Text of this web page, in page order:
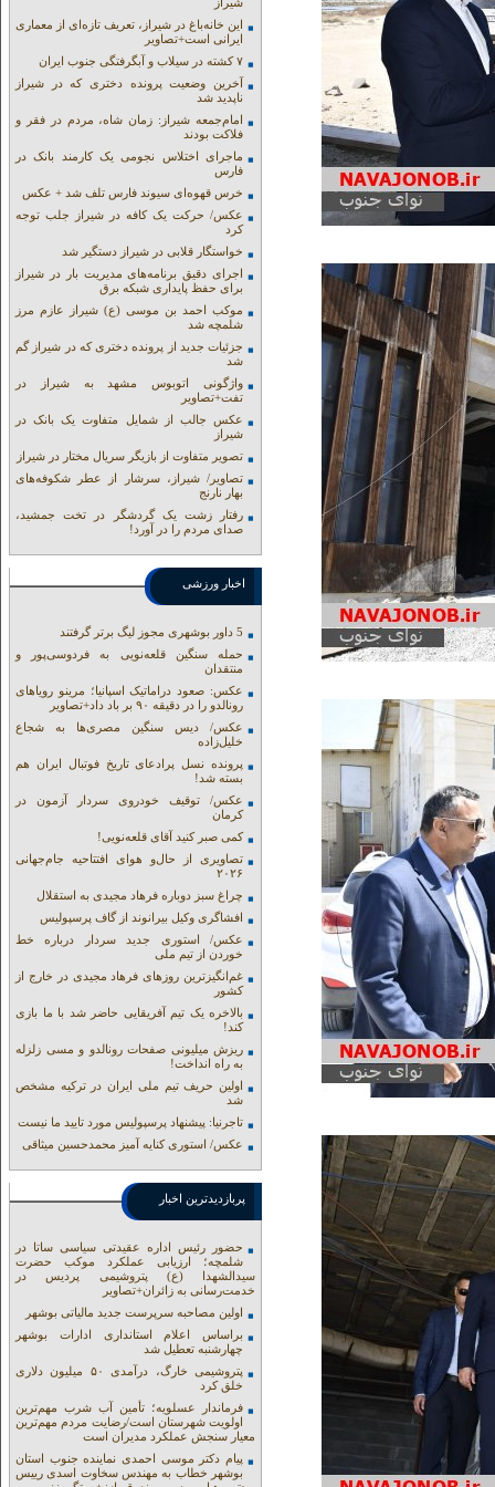
این خانه‌باغ در شیراز، تعریف تازه‌ای از معماری
ایرانی است+تصاویر
۷ کشته در سیلاب و آبگرفتگی جنوب ایران
آخرین وضعیت پرونده دختری که در شیراز
ناپدید شد
امام‌جمعه شیراز: زمان شاه، مردم در فقر و
فلاکت بودند
ماجرای اختلاس نجومی یک کارمند بانک در
فارس
خرس قهوه‌ای سیوند فارس تلف شد + عکس
عکس/ حرکت یک کافه در شیراز جلب توجه
کرد
خواستگار قلابی در شیراز دستگیر شد
اجرای دقیق برنامه‌های مدیریت بار در شیراز
برای حفظ پایداری شبکه برق
موکب احمد بن موسی (ع) شیراز عازم مرز
شلمچه شد
جزئیات جدید از پرونده دختری که در شیراز گم
شد
واژگونی اتوبوس مشهد به شیراز در
تفت+تصاویر
عکس جالب از شمایل متفاوت یک بانک در
شیراز
تصویر متفاوت از بازیگر سریال مختار در شیراز
تصاویر/ شیراز، سرشار از عطر شکوفه‌های
بهار نارنج
رفتار زشت یک گردشگر در تخت جمشید،
صدای مردم را در آورد!
اخبار ورزشی
5 داور بوشهری مجوز لیگ برتر گرفتند
حمله سنگین قلعه‌نویی به فردوسی‌پور و
منتقدان
عکس: صعود دراماتیک اسپانیا؛ مرینو رویاهای
رونالدو را در دقیقه ۹۰ بر باد داد+تصاویر
عکس/ دیس سنگین مصری‌ها به شجاع
خلیل‌زاده
پرونده نسل پرادعای تاریخ فوتبال ایران هم
بسته شد!
عکس/ توقیف خودروی سردار آزمون در
کرمان
کمی صبر کنید آقای قلعه‌نویی!
تصاویری از حال‌و هوای افتتاحیه جام‌جهانی
۲۰۲۶
چراغ سبز دوباره فرهاد مجیدی به استقلال
افشاگری وکیل بیرانوند از گاف‌ پرسپولیس
عکس/ استوری جدید سردار درباره خط
خوردن از تیم ملی
غم‌انگیزترین روزهای فرهاد مجیدی در خارج از
کشور
بالاخره یک تیم آفریقایی حاضر شد با ما بازی
کند!
ریزش میلیونی صفحات رونالدو و مسی زلزله
به راه انداخت!
اولین حریف تیم ملی ایران در ترکیه مشخص
شد
تاجرنیا: پیشنهاد پرسپولیس مورد تایید ما نیست
عکس/ استوری کنایه آمیز محمدحسین میثاقی
پربازدیدترین اخبار
حضور رئیس اداره عقیدتی سیاسی ساتا در
شلمچه؛ ارزیابی عملکرد موکب حضرت
سیدالشهدا (ع) پتروشیمی پردیس در
خدمت‌رسانی به زائران+تصاویر
اولین مصاحبه سرپرست جدید مالیاتی بوشهر
براساس اعلام استانداری ادارات بوشهر
چهارشنبه تعطیل شد
پتروشیمی خارگ، درآمدی ۵۰ میلیون دلاری
خلق کرد
فرماندار عسلویه؛ تأمین آب شرب مهم‌ترین
اولویت شهرستان است/رضایت مردم مهم‌ترین
معیار سنجش عملکرد مدیران است
پیام دکتر موسی احمدی نماینده جنوب استان
بوشهر خطاب به مهندس سخاوت اسدی رییس